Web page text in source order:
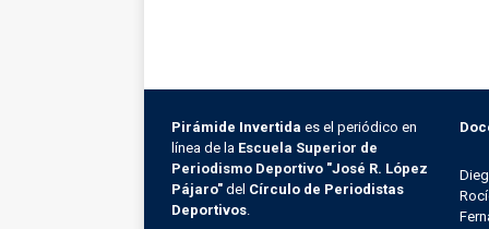
Pirámide Invertida es el periódico en
línea de la Escuela Superior de
Periodismo Deportivo "José R. López
Pájaro" del Círculo de Periodistas
Deportivos